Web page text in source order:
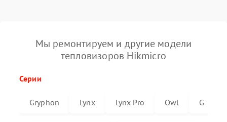
Мы ремонтируем и другие модели
тепловизоров Hikmicro
Серии
Gryphon Lynx Lynx Pro Owl G